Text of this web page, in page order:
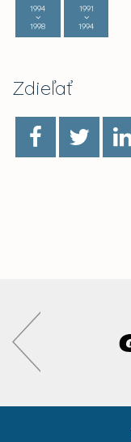
1994
1998
1991
1994
Zdieľať